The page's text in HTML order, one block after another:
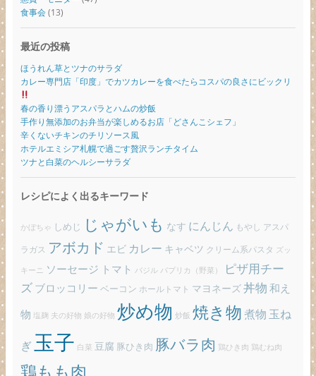
食事会(13)
最近の投稿
ほうれん草とツナのサラダ
カレー専門店「印度」でカツカレーを食べたらコスパの良さにビックリ
春の香り漂うアスパラとハムの炒飯
手作り無添加のお弁当が楽しめるお店「どさんこシェフ」
辛くないチキンのチリソース風
ホテルエミシア札幌で過ごす贅沢ランチタイム
ツナと白菜のヘルシーサラダ
レシピによく出るキーワード
かぼちゃ しめじ じゃがいも なす にんじん もやし アスパ
ラガス アボカド エビ カレー キャベツ クリーム系パスタ ズッ
キーニ ソーセージ トマト バジル パプリカ（野菜）
ピザ用チー
ズ ブロッコリー ベーコン ホールトマト マヨネーズ丼物 和え
物 塩麹 夫の好物 娘の好物 炒め物 炒飯 焼き物煮物 玉ね
ぎ玉子 白菜 豆腐 豚ひき肉 豚バラ肉 鶏ひき肉 鶏むね肉